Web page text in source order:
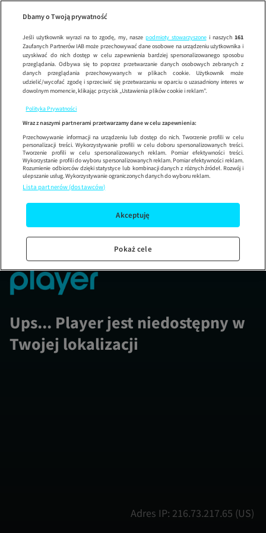
Wypróbuj aplikację mobilną
Korzystaj z łatwiejszej nawigacji i ciesz się szybszym
Ups... Player jest niedostępny w
Twojej lokalizacji
Adres IP: 216.73.217.65 (US)
Dbamy o Twoją prywatność
Jeśli użytkownik wyrazi na to zgodę, my, nasze podmioty stowarzyszonei naszych 161
Zaufanych Partnerów IAB może przechowywać dane osobowe na urządzeniu użytkownika i
uzyskiwać do nich dostęp w celu zapewnienia bardziej spersonalizowanego sposobu
przeglądania. Odbywa się to poprzez przetwarzanie danych osobowych zebranych z
danych przeglądania przechowywanych w plikach cookie. Użytkownik może
udzielić/wycofać zgodę i sprzeciwić się przetwarzaniu w oparciu o uzasadniony interes w
dowolnym momencie, klikając przycisk „Ustawienia plików cookie i reklam”.
Polityka Prywatności
Wraz z naszymi partnerami przetwarzamy dane w celu zapewnienia:
Przechowywanie informacji na urządzeniu lub dostęp do nich. Tworzenie profili w celu
personalizacji treści. Wykorzystywanie profili w celu doboru spersonalizowanych treści.
Tworzenie profili w celu spersonalizowanych reklam. Pomiar efektywności treści.
Wykorzystanie profili do wyboru spersonalizowanych reklam. Pomiar efektywności reklam.
Rozumienie odbiorców dzięki statystyce lub kombinacji danych z różnych źródeł. Rozwój i
ulepszanie usług. Wykorzystywanie ograniczonych danych do wyboru reklam.
Lista partnerów (dostawców)
Akceptuję
Pokaż cele